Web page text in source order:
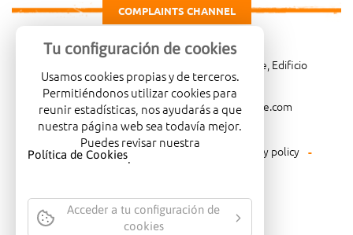
COMPLAINTS CHANNEL
Carretera de Madrid Km. 4, 03007 Alicante, Edificio
Administrativo, planta 3ª
966081001
merca@mercalicante.com
Legal warning Cookies policy
Privacy policy
Environmental policy
Tu configuración de cookies
Usamos cookies propias y de terceros.
Permitiéndonos utilizar cookies para
reunir estadísticas, nos ayudarás a que
nuestra página web sea todavía mejor.
Puedes revisar nuestra
Política de Cookies.
Acceder a tu configuración de
cookies